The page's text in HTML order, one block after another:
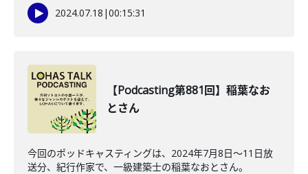
2024.07.18 |00:15:31
【Podcasting第881回】稲葉なお
とさん
今回のポッドキャスティングは、2024年7月8日〜11日放
送分、紀行作家で、一級建築士の稲葉なおとさん。